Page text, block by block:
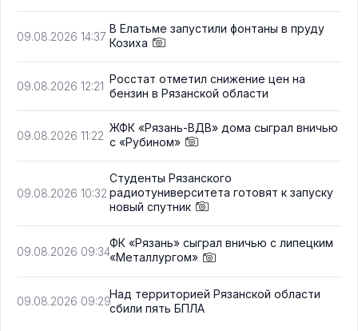
09.08.2026 14:37
В Елатьме запустили фонтаны в пруду
Козиха
09.08.2026 12:21
Росстат отметил снижение цен на
бензин в Рязанской области
09.08.2026 11:22
ЖФК «Рязань-ВДВ» дома сыграл вничью
с «Рубином»
09.08.2026 10:32
Студенты Рязанского
радиотуниверситета готовят к запуску
новый спутник
09.08.2026 09:34
ФК «Рязань» сыграл вничью с липецким
«Металлургом»
09.08.2026 09:29
Над территорией Рязанской области
сбили пять БПЛА